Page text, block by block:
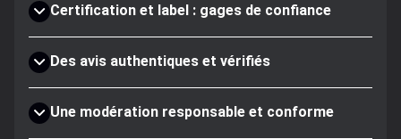
Certification et label : gages de confiance
Des avis authentiques et vérifiés
Une modération responsable et conforme